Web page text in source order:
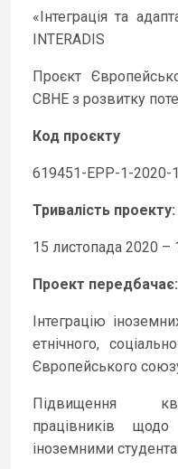
«Інтеграція та
INTERADIS
Проєкт
CBHE з розвитку
Код проєкту
619451-EPP-1-2020-
Тривалість проекту:
15 листопада 2020 –
Проект передбачає:
Інтеграцію
етнічного,
Європейського
Підвищення
працівників
іноземними